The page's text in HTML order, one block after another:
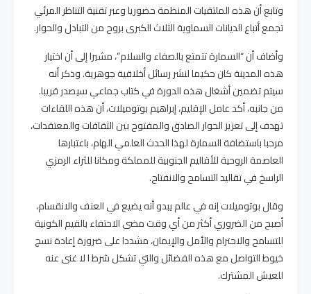
وتابع أن هذه الملتقيات المنظمة حضوريا وعبر تقنية التناظر المرئي
تجمع أتباع الديانات السماوية الثلاث الكبرى بروح من التبادل والحوار.
وأضاف أن “السمارة تتمتع بالصفاء والسلام”، مشيرا إلى أن اختيار
هذه المدينة كان حكيما لنشر رسائل أخلاقية جوهرية. وذكر أنه
سيتم تضمين أشغال هذه الدورة في كتاب جماعي سيصدر قريبا.
من جانبه، أكد عامل الإقليم، إبراهيم بوتوميلات، أن هذه اللقاءات
تهدف إلى تعزيز الحوار الصادق والمفتوح بين الثقافات والمعتقدات،
مرحبا باستضافة السمارة لهذا الحدث العلمي الهام، باعتبارها
العاصمة الروحية للأقاليم الجنوبية للمملكة ومكانا للثراء الرمزي
الراسخ في تقاليد التسامح والانفتاح.
وقال بوتوميلات إنه في عالم يبدو أنه يضيع في العنف والانقسام،
أصبح من الضروري أكثر من أي وقت مضى الاحتفاء بالقيم الكونية
للتسامح والاحترام والأمل والإيمان، مشددا على ضرورة إعادة نسج
خيوط التواصل مع هذه الفضائل والتي تشكل شرط ا لا غنى عنه
للعيش المشترك.